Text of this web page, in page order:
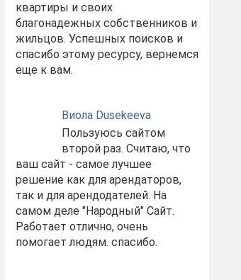
квартиры и своих
благонадежных собственников и
жильцов. Успешных поисков и
спасибо этому ресурсу, вернемся
еще к вам.
Виола Dusekeeva
Пользуюсь сайтом
второй раз. Считаю, что
ваш сайт - самое лучшее
решение как для арендаторов,
так и для арендодателей. На
самом деле "Народный" Сайт.
Работает отлично, очень
помогает людям. спасибо.